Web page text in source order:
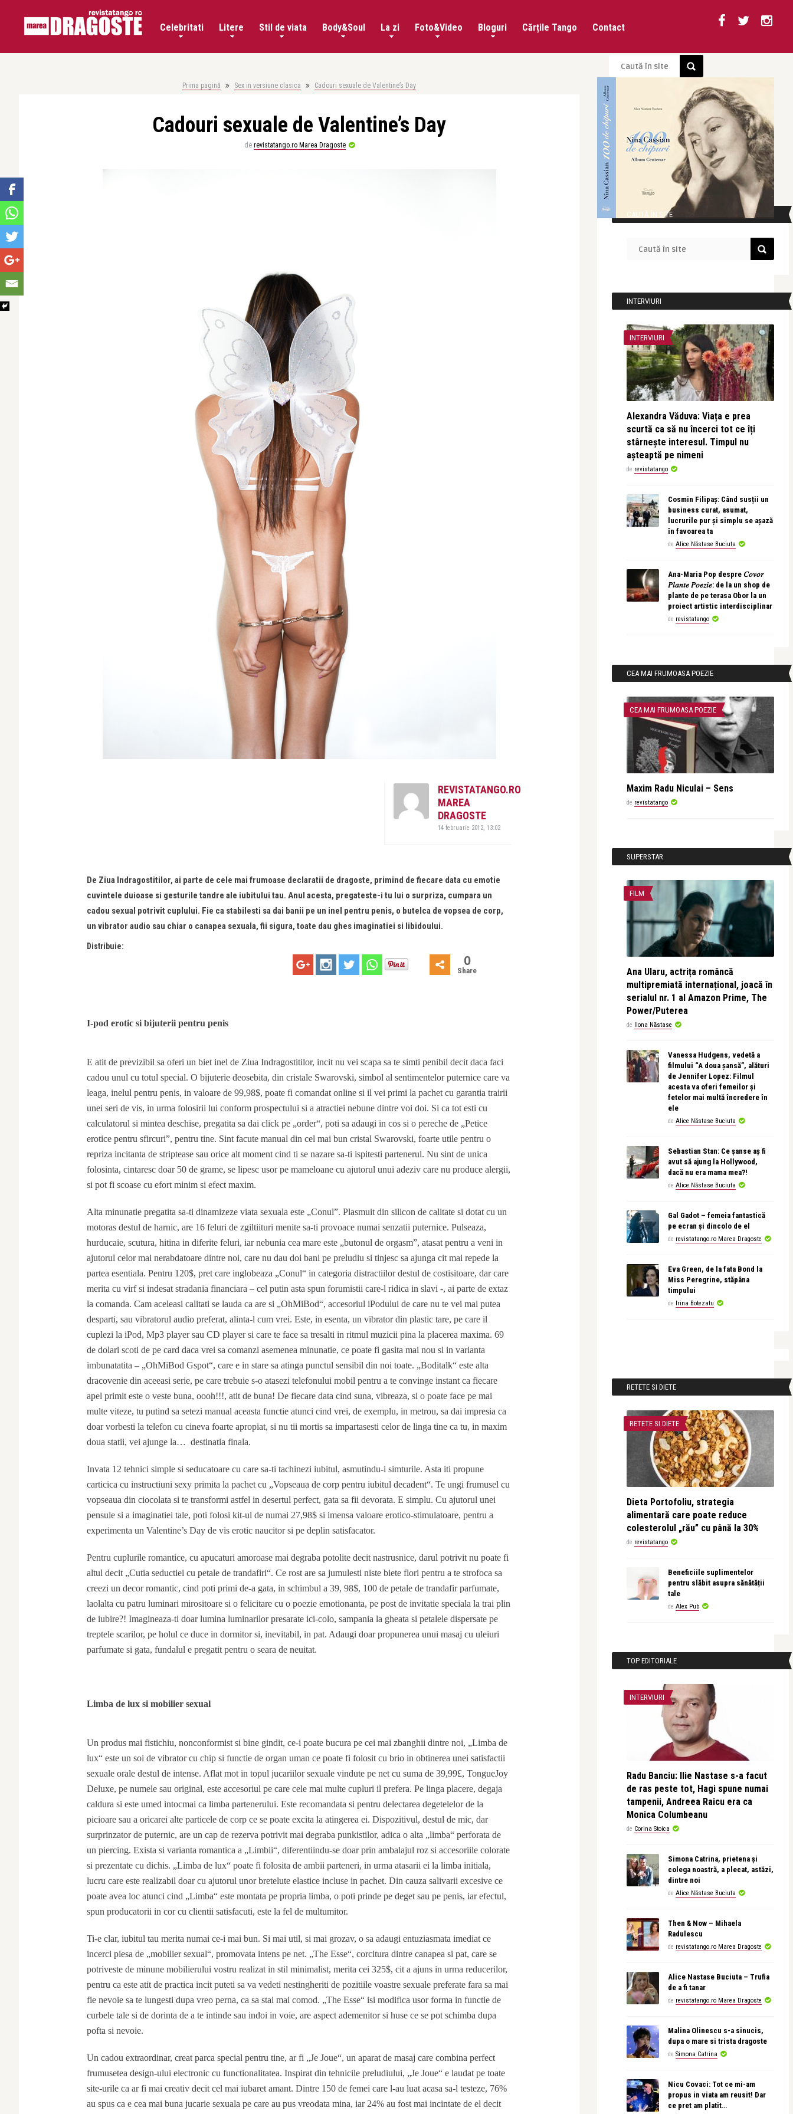
Celebritati Litere Stil de viata Body&Soul La zi Foto&Video Bloguri Cărțile Tango Contact
Prima pagină Sex in versiune clasica Cadouri sexuale de Valentine’s Day
Cadouri sexuale de Valentine’s Day
de revistatango.ro Marea Dragoste
REVISTATANGO.RO
MAREA
DRAGOSTE
14 februarie 2012, 13:02
De Ziua Indragostitilor, ai parte de cele mai frumoase declaratii de dragoste, primind de fiecare data cu emotie
cuvintele duioase si gesturile tandre ale iubitului tau. Anul acesta, pregateste-i tu lui o surpriza, cumpara un
cadou sexual potrivit cuplului. Fie ca stabilesti sa dai banii pe un inel pentru penis, o butelca de vopsea de corp,
un vibrator audio sau chiar o canapea sexuala, fii sigura, toate dau ghes imaginatiei si libidoului.
Distribuie:
0
Share
I-pod erotic si bijuterii pentru penis
E atit de previzibil sa oferi un biet inel de Ziua Indragostitilor, incit nu vei scapa sa te simti penibil decit daca faci
cadou unul cu totul special. O bijuterie deosebita, din cristale Swarovski, simbol al sentimentelor puternice care va
leaga, inelul pentru penis, in valoare de 99,98$, poate fi comandat online si il vei primi la pachet cu garantia trairii
unei seri de vis, in urma folosirii lui conform prospectului si a atractiei nebune dintre voi doi. Si ca tot esti cu
calculatorul si mintea deschise, pregatita sa dai click pe „order“, poti sa adaugi in cos si o pereche de „Petice
erotice pentru sfircuri”, pentru tine. Sint facute manual din cel mai bun cristal Swarovski, foarte utile pentru o
repriza incitanta de striptease sau orice alt moment cind ti se nazare sa-ti ispitesti partenerul. Nu sint de unica
folosinta, cintaresc doar 50 de grame, se lipesc usor pe mameloane cu ajutorul unui adeziv care nu produce alergii,
si pot fi scoase cu efort minim si efect maxim.
Alta minunatie pregatita sa-ti dinamizeze viata sexuala este „Conul”. Plasmuit din silicon de calitate si dotat cu un
motoras destul de harnic, are 16 feluri de zgiltiituri menite sa-ti provoace numai senzatii puternice. Pulseaza,
hurducaie, scutura, hitina in diferite feluri, iar nebunia cea mare este „butonul de orgasm”, atasat pentru a veni in
ajutorul celor mai nerabdatoare dintre noi, care nu dau doi bani pe preludiu si tinjesc sa ajunga cit mai repede la
partea esentiala. Pentru 120$, pret care inglobeaza „Conul“ in categoria distractiilor destul de costisitoare, dar care
merita cu virf si indesat stradania financiara – cel putin asta spun forumistii care-l ridica in slavi -, ai parte de extaz
la comanda. Cam aceleasi calitati se lauda ca are si „OhMiBod“, accesoriul iPodului de care nu te vei mai putea
desparti, sau vibratorul audio preferat, alinta-l cum vrei. Este, in esenta, un vibrator din plastic tare, pe care il
cuplezi la iPod, Mp3 player sau CD player si care te face sa tresalti in ritmul muzicii pina la placerea maxima. 69
de dolari scoti de pe card daca vrei sa comanzi asemenea minunatie, ce poate fi gasita mai nou si in varianta
imbunatatita – „OhMiBod Gspot“, care e in stare sa atinga punctul sensibil din noi toate. „Boditalk“ este alta
dracovenie din aceeasi serie, pe care trebuie s-o atasezi telefonului mobil pentru a te convinge instant ca fiecare
apel primit este o veste buna, oooh!!!, atit de buna! De fiecare data cind suna, vibreaza, si o poate face pe mai
multe viteze, tu putind sa setezi manual aceasta functie atunci cind vrei, de exemplu, in metrou, sa dai impresia ca
doar vorbesti la telefon cu cineva foarte apropiat, si nu tii mortis sa impartasesti celor de linga tine ca tu, in maxim
doua statii, vei ajunge la… destinatia finala.
Invata 12 tehnici simple si seducatoare cu care sa-ti tachinezi iubitul, asmutindu-i simturile. Asta iti propune
carticica cu instructiuni sexy primita la pachet cu „Vopseaua de corp pentru iubitul decadent“. Te ungi frumusel cu
vopseaua din ciocolata si te transformi astfel in desertul perfect, gata sa fii devorata. E simplu. Cu ajutorul unei
pensule si a imaginatiei tale, poti folosi kit-ul de numai 27,98$ si imensa valoare erotico-stimulatoare, pentru a
experimenta un Valentine’s Day de vis erotic naucitor si pe deplin satisfacator.
Pentru cuplurile romantice, cu apucaturi amoroase mai degraba potolite decit nastrusnice, darul potrivit nu poate fi
altul decit „Cutia seductiei cu petale de trandafiri“. Ce rost are sa jumulesti niste biete flori pentru a te strofoca sa
creezi un decor romantic, cind poti primi de-a gata, in schimbul a 39, 98$, 100 de petale de trandafir parfumate,
laolalta cu patru luminari mirositoare si o felicitare cu o poezie emotionanta, pe post de invitatie speciala la trai plin
de iubire?! Imagineaza-ti doar lumina luminarilor presarate ici-colo, sampania la gheata si petalele dispersate pe
treptele scarilor, pe holul ce duce in dormitor si, inevitabil, in pat. Adaugi doar propunerea unui masaj cu uleiuri
parfumate si gata, fundalul e pregatit pentru o seara de neuitat.
Limba de lux si mobilier sexual
Un produs mai fistichiu, nonconformist si bine gindit, ce-i poate bucura pe cei mai zbanghii dintre noi, „Limba de
lux“ este un soi de vibrator cu chip si functie de organ uman ce poate fi folosit cu brio in obtinerea unei satisfactii
sexuale orale destul de intense. Aflat mot in topul jucariilor sexuale vindute pe net cu suma de 39,99£, TongueJoy
Deluxe, pe numele sau original, este accesoriul pe care cele mai multe cupluri il prefera. Pe linga placere, degaja
caldura si este umed intocmai ca limba partenerului. Este recomandata si pentru delectarea degetelelor de la
picioare sau a oricarei alte particele de corp ce se poate excita la atingerea ei. Dispozitivul, destul de mic, dar
surprinzator de puternic, are un cap de rezerva potrivit mai degraba punkistilor, adica o alta „limba“ perforata de
un piercing. Exista si varianta romantica a „Limbii“, diferentiindu-se doar prin ambalajul roz si accesoriile colorate
si prezentate cu dichis. „Limba de lux“ poate fi folosita de ambii parteneri, in urma atasarii ei la limba initiala,
lucru care este realizabil doar cu ajutorul unor bretelute elastice incluse in pachet. Din cauza salivarii excesive ce
poate avea loc atunci cind „Limba“ este montata pe propria limba, o poti prinde pe deget sau pe penis, iar efectul,
spun producatorii in cor cu clientii satisfacuti, este la fel de multumitor.
Ti-e clar, iubitul tau merita numai ce-i mai bun. Si mai util, si mai grozav, o sa adaugi entuziasmata imediat ce
incerci piesa de „mobilier sexual“, promovata intens pe net. „The Esse“, corcitura dintre canapea si pat, care se
potriveste de minune mobilierului vostru realizat in stil minimalist, merita cei 325$, cit a ajuns in urma reducerilor,
pentru ca este atit de practica incit puteti sa va vedeti nestingheriti de pozitiile voastre sexuale preferate fara sa mai
fie nevoie sa te lungesti dupa vreo perna, ca sa stai mai comod. „The Esse“ isi modifica usor forma in functie de
curbele tale si de dorinta de a te intinde sau indoi in voie, are aspect ademenitor si huse ce se pot schimba dupa
pofta si nevoie.
Un cadou extraordinar, creat parca special pentru tine, ar fi „Je Joue“, un aparat de masaj care combina perfect
frumusetea design-ului electronic cu functionalitatea. Inspirat din tehnicile preludiului, „Je Joue“ e laudat pe toate
site-urile ca ar fi mai creativ decit cel mai iubaret amant. Dintre 150 de femei care l-au luat acasa sa-l testeze, 76%
au spus ca e cea mai buna jucarie sexuala pe care au pus vreodata mina, iar 24% au fost mai incintate de el decit
CAUTĂ ÎN SITE
INTERVIURI
INTERVIURI
Alexandra Văduva: Viața e prea
scurtă ca să nu încerci tot ce îți
stârnește interesul. Timpul nu
așteaptă pe nimeni
de revistatango
Cosmin Filipaș: Când susții un
business curat, asumat,
lucrurile pur și simplu se așază
în favoarea ta
de Alice Năstase Buciuta
Ana-Maria Pop despre 𝐶𝑜𝑣𝑜𝑟
𝑃𝑙𝑎𝑛𝑡𝑒 𝑃𝑜𝑒𝑧𝑖𝑒: de la un shop de
plante de pe terasa Obor la un
proiect artistic interdisciplinar
de revistatango
CEA MAI FRUMOASA POEZIE
CEA MAI FRUMOASA POEZIE
Maxim Radu Niculai – Sens
de revistatango
SUPERSTAR
FILM
Ana Ularu, actrița româncă
multipremiată internațional, joacă în
serialul nr. 1 al Amazon Prime, The
Power/Puterea
de Ilona Năstase
Vanessa Hudgens, vedetă a
filmului “A doua șansă”, alături
de Jennifer Lopez: Filmul
acesta va oferi femeilor și
fetelor mai multă încredere în
ele
de Alice Năstase Buciuta
Sebastian Stan: Ce șanse aș fi
avut să ajung la Hollywood,
dacă nu era mama mea?!
de Alice Năstase Buciuta
Gal Gadot – femeia fantastică
pe ecran și dincolo de el
de revistatango.ro Marea Dragoste
Eva Green, de la fata Bond la
Miss Peregrine, stăpâna
timpului
de Irina Botezatu
RETETE SI DIETE
RETETE SI DIETE
Dieta Portofoliu, strategia
alimentară care poate reduce
colesterolul „rău” cu până la 30%
de revistatango
Beneficiile suplimentelor
pentru slăbit asupra sănătății
tale
de Alex Pub
TOP EDITORIALE
INTERVIURI
Radu Banciu: Ilie Nastase s-a facut
de ras peste tot, Hagi spune numai
tampenii, Andreea Raicu era ca
Monica Columbeanu
de Corina Stoica
Simona Catrina, prietena și
colega noastră, a plecat, astăzi,
dintre noi
de Alice Năstase Buciuta
Then & Now – Mihaela
Radulescu
de revistatango.ro Marea Dragoste
Alice Nastase Buciuta – Trufia
de a fi tanar
de revistatango.ro Marea Dragoste
Malina Olinescu s-a sinucis,
dupa o mare si trista dragoste
de Simona Catrina
Nicu Covaci: Tot ce mi-am
propus in viata am reusit! Dar
ce pret am platit…